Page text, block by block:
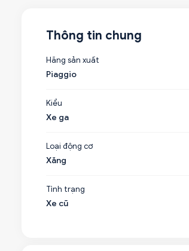
Thông tin chung
Hãng sản xuất
Piaggio
Kiểu
Xe ga
Loại động cơ
Xăng
Tình trạng
Xe cũ